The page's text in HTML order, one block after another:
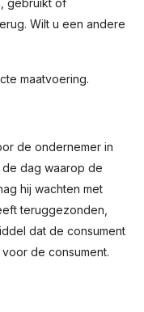
gebruikt of
Wilt u een andere
maatvoering.
de ondernemer in
dag waarop de
hij wachten met
teruggezonden,
dat de consument
de consument.